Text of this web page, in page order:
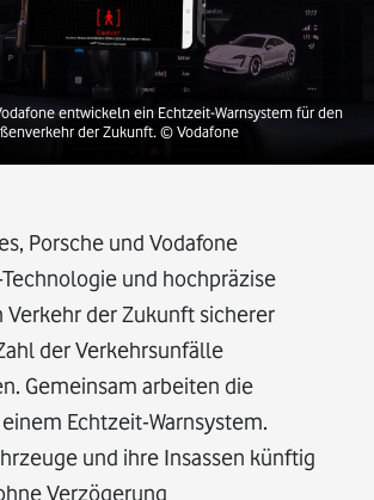
entwickeln ein Echtzeit-Warnsystem für den
der Zukunft. © Vodafone
Porsche und Vodafone
und hochpräzise
Verkehr der Zukunft sicherer
der Verkehrsunfälle
Gemeinsam arbeiten die
Echtzeit-Warnsystem.
und ihre Insassen künftig
Verzögerung